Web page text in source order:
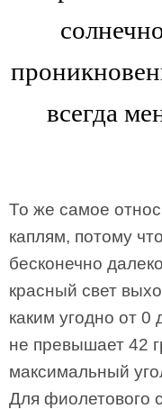
всегда
То же самое
каплям, потому
бесконечно
красный свет
каким угодно от 0
не превышает 42
максимальный
Для фиолетового